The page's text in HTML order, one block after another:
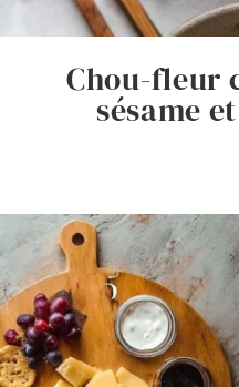
Chou-fleur
sésame